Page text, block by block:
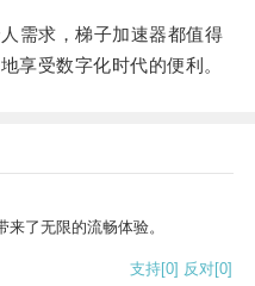
求，梯子加速器都值得
享受数字化时代的便利。
了无限的流畅体验。
支持[0] 反对[0]